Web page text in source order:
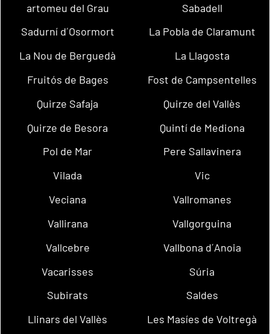
artomeu del Grau
Sabadell
Sadurní d´Osormort
La Pobla de Claramunt
La Nou de Berguedà
La Llagosta
Fruitós de Bages
Fost de Campsentelles
Quirze Safaja
Quirze del Vallès
Quirze de Besora
Quintí de Mediona
Pol de Mar
Pere Sallavinera
Vilada
Vic
Veciana
Vallromanes
Vallirana
Vallgorguina
Vallcebre
Vallbona d´Anoia
Vacarisses
Súria
Subirats
Saldes
Llinars del Vallès
Les Masíes de Voltregà